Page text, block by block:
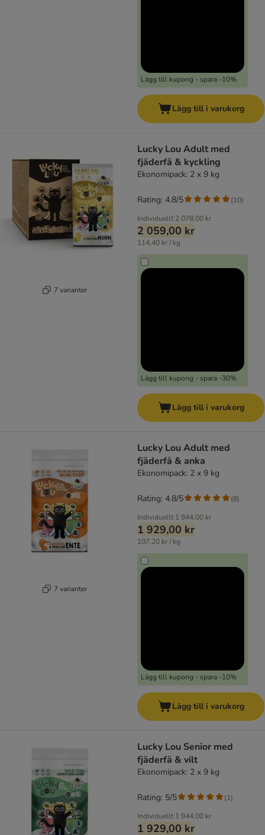
Lägg till kupong - spara -10%
Lägg till i varukorg
7 varianter
Lucky Lou Adult med
fjäderfä & kyckling
Ekonomipack: 2 x 9 kg
Individuellt 2 078,00 kr
2 059,00 kr
114,40 kr / kg
Lägg till kupong - spara -30%
Rating: 4.8/5 (10)
Lägg till i varukorg
7 varianter
Lucky Lou Adult med
fjäderfä & anka
Ekonomipack: 2 x 9 kg
Individuellt 1 944,00 kr
1 929,00 kr
107,20 kr / kg
Lägg till kupong - spara -10%
Rating: 4.8/5 (8)
Lägg till i varukorg
Lucky Lou Senior med
fjäderfä & vilt
Ekonomipack: 2 x 9 kg
Individuellt 1 944,00 kr
1 929,00 kr
Rating: 5/5 (1)